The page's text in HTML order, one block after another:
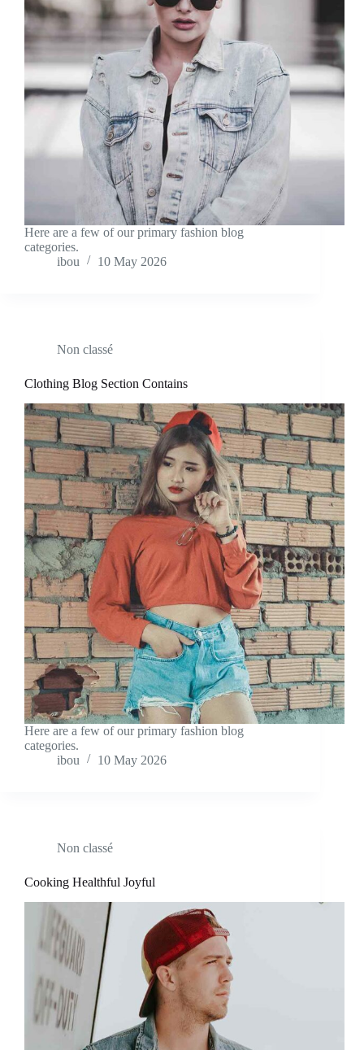
Here are a few of our primary fashion blog
categories.
ibou
10 May 2026
Non classé
Clothing Blog Section Contains
Here are a few of our primary fashion blog
categories.
ibou
10 May 2026
Non classé
Cooking Healthful Joyful